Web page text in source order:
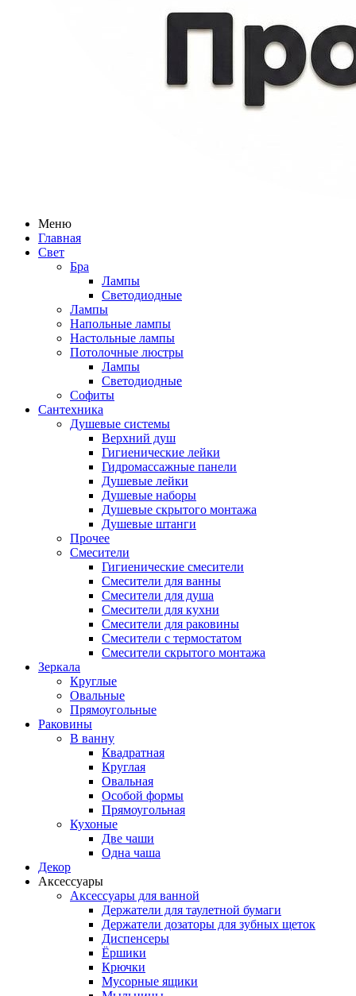
Меню
Главная
Свет
Бра
Лампы
Светодиодные
Лампы
Напольные лампы
Настольные лампы
Потолочные люстры
Лампы
Светодиодные
Софиты
Сантехника
Душевые системы
Верхний душ
Гигиенические лейки
Гидромассажные панели
Душевые лейки
Душевые наборы
Душевые скрытого монтажа
Душевые штанги
Прочее
Смесители
Гигиенические смесители
Смесители для ванны
Смесители для душа
Смесители для кухни
Смесители для раковины
Смесители с термостатом
Смесители скрытого монтажа
Зеркала
Круглые
Овальные
Прямоугольные
Раковины
В ванну
Квадратная
Круглая
Овальная
Особой формы
Прямоугольная
Кухоные
Две чаши
Одна чаша
Декор
Аксессуары
Аксессуары для ванной
Держатели для таулетной бумаги
Держатели дозаторы для зубных щеток
Диспенсеры
Ёршики
Крючки
Мусорные ящики